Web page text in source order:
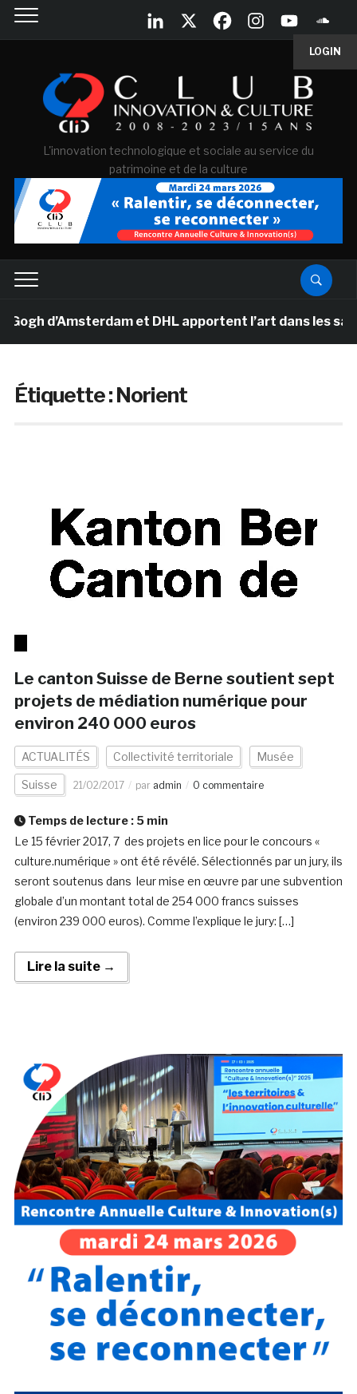
LOGIN
L'innovation technologique et sociale au service du
patrimoine et de la culture
d’Amsterdam et DHL apportent l’art dans les
Étiquette :Norient
Le canton Suisse de Berne soutient sept
projets de médiation numérique pour
environ 240 000 euros
ACTUALITÉS Collectivité territoriale Musée
Suisse 21/02/2017 par admin 0 commentaire
Temps de lecture : 5 min
Le 15 février 2017, 7 des projets en lice pour le concours «
culture.numérique » ont été révélé. Sélectionnés par un jury, ils
seront soutenus dans leur mise en œuvre par une subvention
globale d’un montant total de 254 000 francs suisses
(environ 239 000 euros). Comme l’explique le jury: […]
Lire la suite →